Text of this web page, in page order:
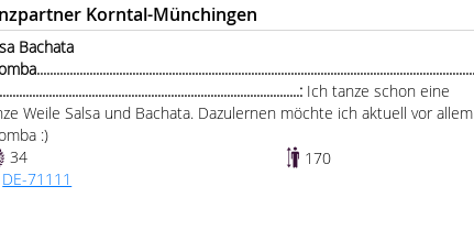
Korntal-Münchingen
Bachata
Ich tanze schon eine
Weile Salsa und Bachata. Dazulernen möchte ich aktuell vor
:)
34
170
DE-71111